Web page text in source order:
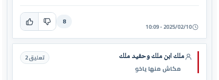
2025/02/10 - 10:09
8
ملك ابن ملك وحفيد ملك
مكاش منها ياخو
تعليق 2